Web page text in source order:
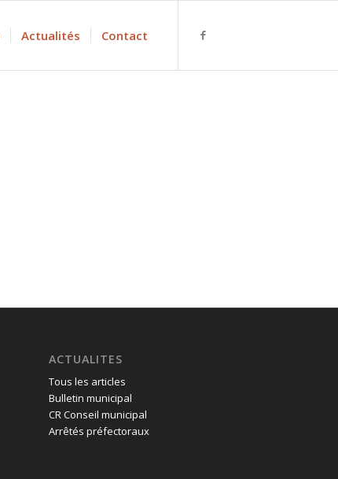
Actualités Contact
ACTUALITES
Tous les articles
Bulletin municipal
CR Conseil municipal
Arrêtés préfectoraux